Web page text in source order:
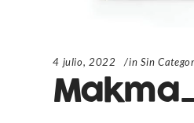
4 julio, 2022 in Sin